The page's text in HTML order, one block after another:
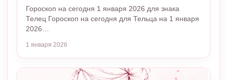
Гороскоп на сегодня 1 января 2026 для знака
Телец Гороскоп на сегодня для Тельца на 1 января
2026…
1 января 2026